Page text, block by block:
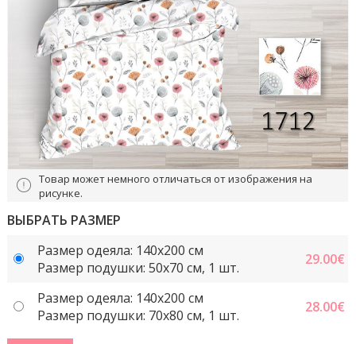
Товар может немного отличаться от изображения на
рисунке.
ВЫБРАТЬ РАЗМЕР
Размер одеяла: 140x200 см
Размер подушки: 50x70 cм, 1 шт.
29.00€
Размер одеяла: 140x200 см
Размер подушки: 70x80 см, 1 шт.
28.00€